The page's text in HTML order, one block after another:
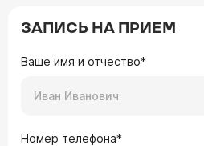
ЗАПИСЬ НА ПРИЕМ
Ваше имя и отчество*
Номер телефона*